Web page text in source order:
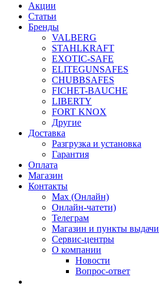
Акции
Статьи
Бренды
VALBERG
STAHLKRAFT
EXOTIC-SAFE
ELITEGUNSAFES
CHUBBSAFES
FICHET-BAUCHE
LIBERTY
FORT KNOX
Другие
Доставка
Разгрузка и установка
Гарантия
Оплата
Магазин
Контакты
Max (Онлайн)
Онлайн-чатети)
Телеграм
Магазин и пункты выдачи
Сервис-центры
О компании
Новости
Вопрос-ответ